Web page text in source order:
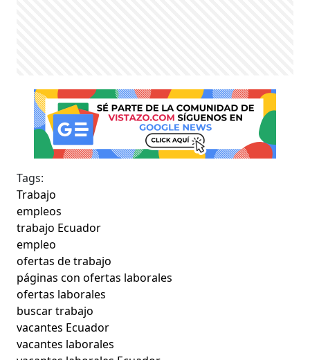
Tags:
Trabajo
empleos
trabajo Ecuador
empleo
ofertas de trabajo
páginas con ofertas laborales
ofertas laborales
buscar trabajo
vacantes Ecuador
vacantes laborales